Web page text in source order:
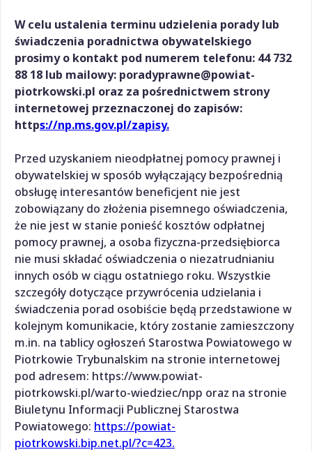
W celu ustalenia terminu udzielenia porady lub
świadczenia poradnictwa obywatelskiego
prosimy o kontakt pod numerem telefonu: 44 732
88 18 lub mailowy: poradyprawne@powiat-
piotrkowski.pl oraz za pośrednictwem strony
internetowej przeznaczonej do zapisów:
https://np.ms.gov.pl/zapisy.
Przed uzyskaniem nieodpłatnej pomocy prawnej i
obywatelskiej w sposób wyłączający bezpośrednią
obsługę interesantów beneficjent nie jest
zobowiązany do złożenia pisemnego oświadczenia,
że nie jest w stanie ponieść kosztów odpłatnej
pomocy prawnej, a osoba fizyczna-przedsiębiorca
nie musi składać oświadczenia o niezatrudnianiu
innych osób w ciągu ostatniego roku. Wszystkie
szczegóły dotyczące przywrócenia udzielania i
świadczenia porad osobiście będą przedstawione w
kolejnym komunikacie, który zostanie zamieszczony
m.in. na tablicy ogłoszeń Starostwa Powiatowego w
Piotrkowie Trybunalskim na stronie internetowej
pod adresem: https://www.powiat-
piotrkowski.pl/warto-wiedziec/npp oraz na stronie
Biuletynu Informacji Publicznej Starostwa
Powiatowego: https://powiat-
piotrkowski.bip.net.pl/?c=423.